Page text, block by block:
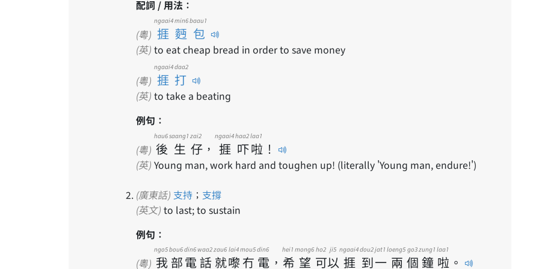
配詞 / 用法：
(粵) 捱麪包
ngaai4 min6 baau1
(英) to eat cheap bread in order to save money
(粵) 捱打
ngaai4 daa2
(英) to take a beating
例句：
(粵) 後
hau6
生
saang1
仔
zai2
， 捱
ngaai4
吓
haa2
啦
laa1
！
(英) Young man, work hard and toughen up! (literally 'Young man, endure!')
(廣東話) 支持 ； 支撐
(英文) to last; to sustain
例句：
(粵) 我
ngo5
部
bou6
電
din6
話
waa2
就
zau6
嚟
lai4
冇
mou5
電
din6
， 希
hei1
望
mong6
可
ho2
以
ji5
捱
ngaai4
到
dou2
一
jat1
兩
loeng5
個
go3
鐘
zung1
啦
laa1
。